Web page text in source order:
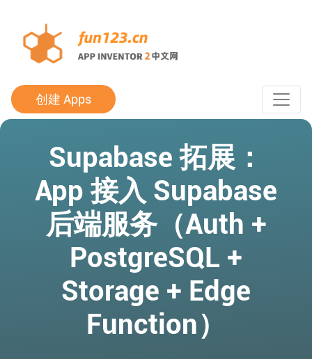
创建 Apps
Supabase 拓展：
App 接入 Supabase
后端服务（Auth +
PostgreSQL +
Storage + Edge
Function）